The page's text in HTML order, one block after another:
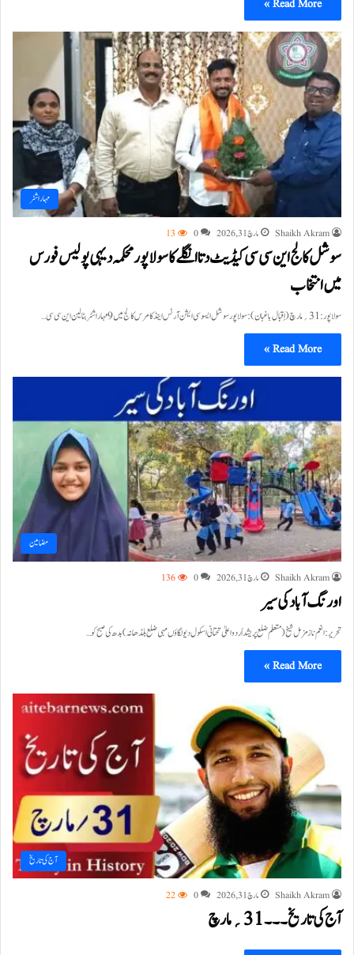
Read More »
مہاراشٹر
Shaikh Akram مارچ 31, 2026 0
13
سوشل کالج این سی سی کیڈیٹ دتا انگلے کا سولاپور محکمہ دیہی پولیس فورس
میں انتخاب
سولاپور :31؍مارچ(اِقبال باغبان ) : سولاپور سوشل ایسوسی ایشن آرٹس اینڈ کامرس کالج میں 9 مہاراشٹر بٹالین این سی سی…
Read More »
مضامین
Shaikh Akram مارچ 31, 2026 0
136
اورنگ آباد کی سیر
تحریر: انعم ناز مزمل شیخ (متعلم ضلع پریشد اُردو اعلیٰ تحتانی اسکول دیولگاؤں مہی ضلع بلڈھانہ) بدھ کی صبح کو…
Read More »
آج کی تاریخ
Shaikh Akram مارچ 31, 2026 0
22
آج کی تاریخ۔۔۔31؍مارچ